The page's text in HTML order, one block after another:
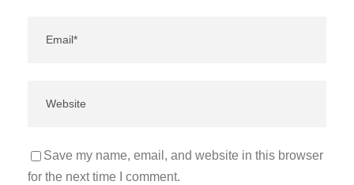
Save my name, email, and website in this browser
for the next time I comment.